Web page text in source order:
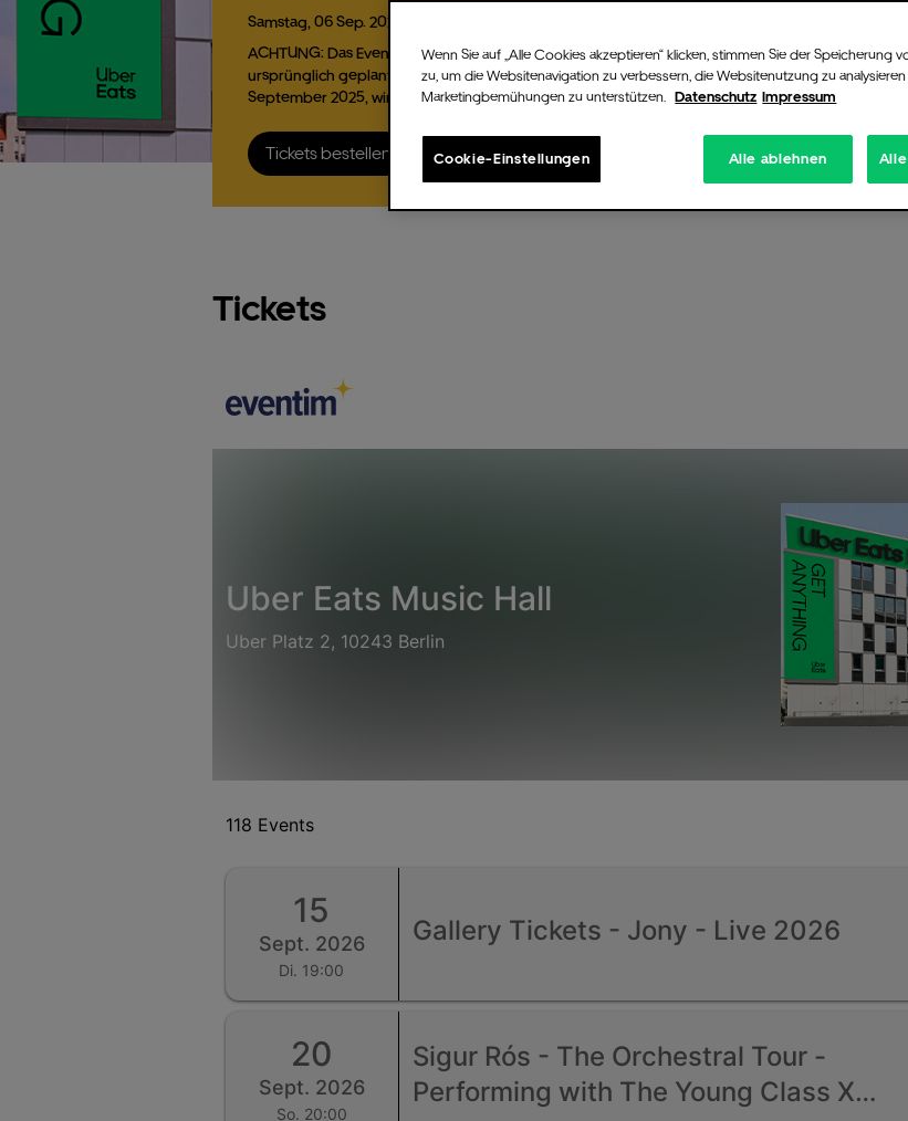
Samstag, 06Sep. 2025,
ACHTUNG: Das Event von VIZE,
ursprünglich geplant für den 6.
September 2025, wird ins Astra…
Tickets bestellen
Tickets
Wenn Sie auf „Alle Cookies akzeptieren“ klicken, stimmen Sie der Speicherung
zu, um die Websitenavigation zu verbessern, die Websitenutzung zu
Marketingbemühungen zu unterstützen. Datenschutz Impressum
Cookie-Einstellungen Alle ablehnen